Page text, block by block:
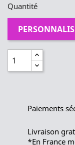
Quantité
Paiements
Livraison
*En France